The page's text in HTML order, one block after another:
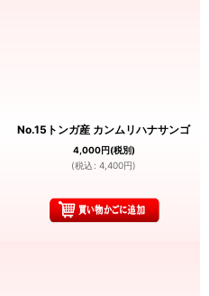
No.15トンガ産 カンムリハナサンゴ
4,000円(税別)
(税込 : 4,400円)